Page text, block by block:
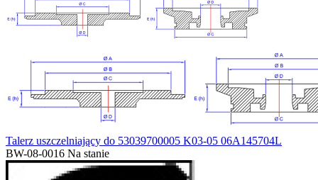
Talerz uszczelniający do 53039700005 K03-05 06A145704L
BW-08-0016 Na stanie